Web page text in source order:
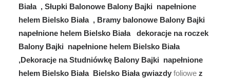
Biała , Słupki Balonowe Balony Bajki napełnione
helem Bielsko Biała , Bramy balonowe Balony Bajki
napełnione helem Bielsko Biała dekoracje na roczek
Balony Bajki napełnione helem Bielsko Biała
,Dekoracje na Studniówkę Balony Bajki napełnione
helem Bielsko Biała Bielsko Biała gwiazdy foliowe z